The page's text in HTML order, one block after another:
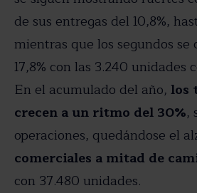
de sus entregas del 10,8%,
mientras que los segundos
17,8% con las 3.240 unidades
En el acumulado del año, los
crecen a un ritmo del 30%,
operaciones, quedándose el
comerciales a mitad de
con 37.480 unidades.